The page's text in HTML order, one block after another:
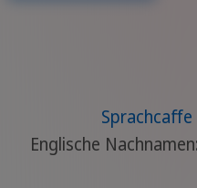
Sprachcaffe
Englische